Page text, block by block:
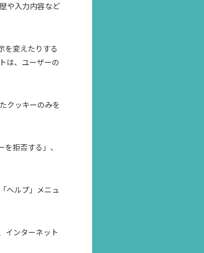
や入力内容など
を変えたりする
は、ユーザーの
クッキーのみを
拒否する」、
ヘルプ」メニュ
インターネット